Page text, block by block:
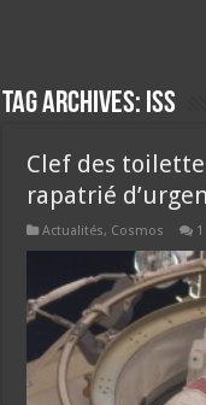
Tag Archives: iss
Clef des
rapatrié
Actualités, Cosmos 1